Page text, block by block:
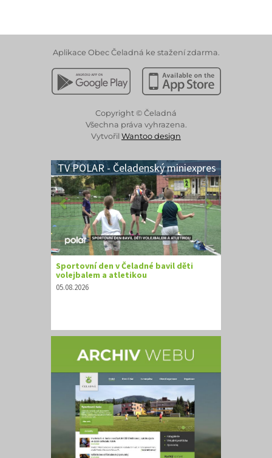
Aplikace Obec Čeladná ke stažení zdarma.
Stáhnout z Google PlayStáhnout z Apple App
Copyright © Čeladná
Všechna práva vyhrazena.
Vytvořil Wantoo design